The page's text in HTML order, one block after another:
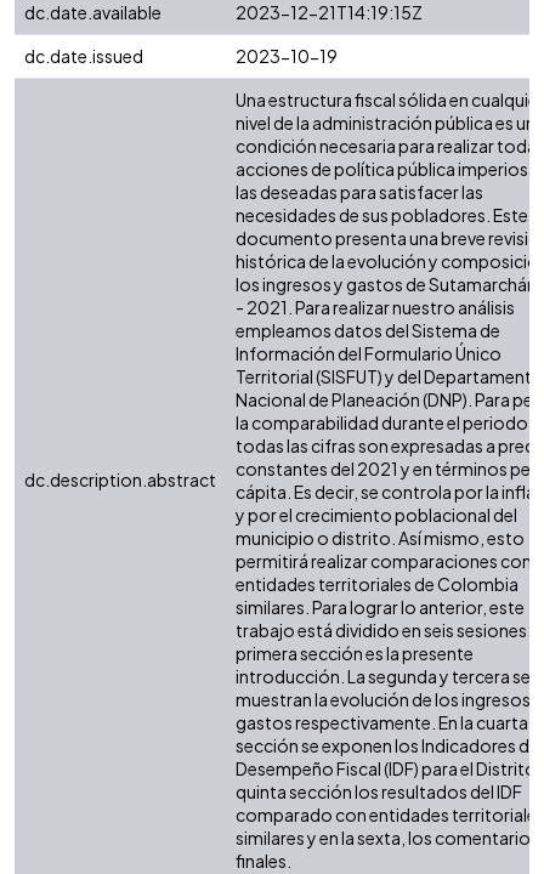
dc.date.available
2023-12-21T14:19:15Z
dc.date.issued
2023-10-19
dc.description.abstract
Una estructura fiscal sólida en cualquier
nivel de la administración pública es una
condición necesaria para realizar
acciones de política pública
las deseadas para satisfacer las
necesidades de sus pobladores. Este
documento presenta una breve
histórica de la evolución y
los ingresos y gastos de Sutamarchán
- 2021. Para realizar nuestro análisis
empleamos datos del Sistema de
Información del Formulario Único
Territorial (SISFUT) y del Departamento
Nacional de Planeación (DNP). Para
la comparabilidad durante el periodo,
todas las cifras son expresadas a
constantes del 2021 y en términos per
cápita. Es decir, se controla por la
y por el crecimiento poblacional del
municipio o distrito. Así mismo, esto
permitirá realizar comparaciones con
entidades territoriales de Colombia
similares. Para lograr lo anterior, este
trabajo está dividido en seis sesiones:
primera sección es la presente
introducción. La segunda y tercera
muestran la evolución de los ingresos
gastos respectivamente. En la cuarta
sección se exponen los Indicadores de
Desempeño Fiscal (IDF) para el Distrito.
quinta sección los resultados del IDF
comparado con entidades territoriales
similares y en la sexta, los comentarios
finales.